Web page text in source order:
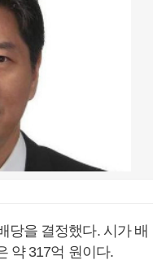
당을 결정했다. 시가 배
약 317억 원이다.